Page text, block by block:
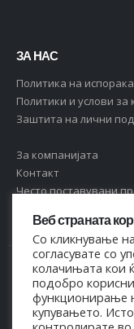
ЗА НАС
Политика на испорака
Политики и услови за
Заштита на лични
За компанијата
Контакт
Често поставувани
© Copyright 2021.
- 4044021518150
Веб страната
Со кликнување
согласувате со
колачињата кои
подобро
функционирање
купувањето.